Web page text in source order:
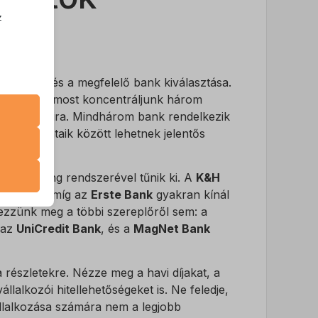
lépés a megfelelő bank kiválasztása.
de most koncentráljunk három
ajánlataira. Mindhárom bank rendelkezik
de ajánlataik között lehetnek jelentős
banking rendszerével tűnik ki. A K&H
ismert, míg az Erste Bank gyakran kínál
meg a többi szereplőről sem: a
UniCredit Bank, és a MagNet Bank
részletekre. Nézze meg a havi díjakat, a
hitellehetőségeket is. Ne feledje,
számára nem a legjobb